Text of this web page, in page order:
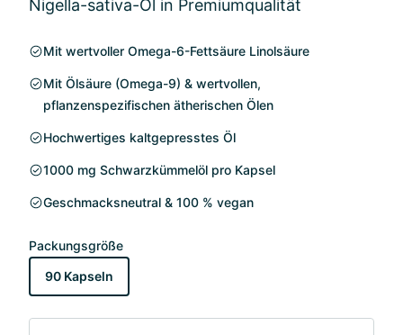
Nigella-sativa-Öl in Premiumqualität
Mit wertvoller Omega-6-Fettsäure Linolsäure
Mit Ölsäure (Omega-9) & wertvollen,
pflanzenspezifischen ätherischen Ölen
Hochwertiges kaltgepresstes Öl
1000 mg Schwarzkümmelöl pro Kapsel
Geschmacksneutral & 100 % vegan
Packungsgröße
90 Kapseln